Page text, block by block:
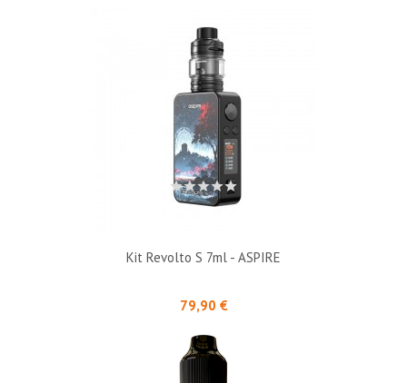
Kit Revolto S 7ml - ASPIRE
79,90 €Prix